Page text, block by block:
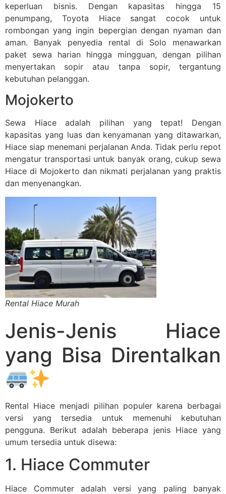
keperluan bisnis. Dengan kapasitas hingga 15
penumpang, Toyota Hiace sangat cocok untuk
rombongan yang ingin bepergian dengan nyaman dan
aman. Banyak penyedia rental di Solo menawarkan
paket sewa harian hingga mingguan, dengan pilihan
menyertakan sopir atau tanpa sopir, tergantung
kebutuhan pelanggan.
Mojokerto
Sewa Hiace adalah pilihan yang tepat! Dengan
kapasitas yang luas dan kenyamanan yang ditawarkan,
Hiace siap menemani perjalanan Anda. Tidak perlu repot
mengatur transportasi untuk banyak orang, cukup sewa
Hiace di Mojokerto dan nikmati perjalanan yang praktis
dan menyenangkan.
Rental Hiace Murah
Jenis-Jenis Hiace
yang Bisa Direntalkan
Rental Hiace menjadi pilihan populer karena berbagai
versi yang tersedia untuk memenuhi kebutuhan
pengguna. Berikut adalah beberapa jenis Hiace yang
umum tersedia untuk disewa:
1. Hiace Commuter
Hiace Commuter adalah versi yang paling banyak